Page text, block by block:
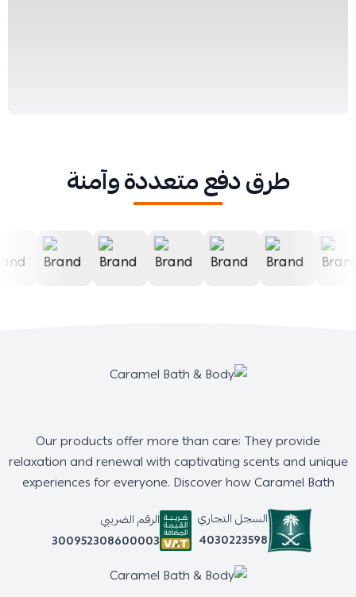
طرق دفع متعددة وآمنة
Our products offer more than care; They provide
relaxation and renewal with captivating scents and unique
experiences for everyone. Discover how Caramel Bath
السجل التجاري
4030223598
الرقم الضريبي
300952308600003